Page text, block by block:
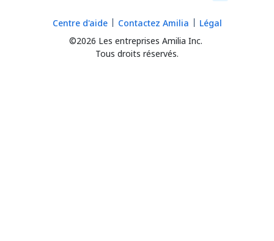
©2026 Les entreprises Amilia Inc.
Tous droits réservés.
Centre d'aide Contactez Amilia Légal